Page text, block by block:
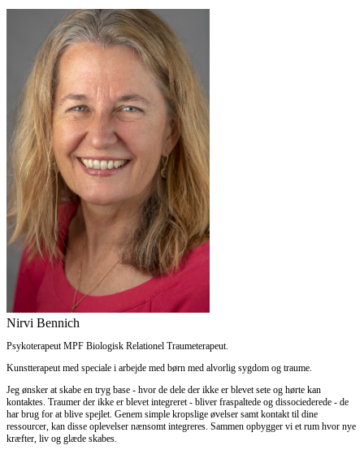
Nirvi Bennich
Psykoterapeut MPF Biologisk Relationel Traumeterapeut.
Kunstterapeut med speciale i arbejde med børn med alvorlig sygdom og traume.
Jeg ønsker at skabe en tryg base - hvor de dele der ikke er blevet sete og hørte kan
kontaktes. Traumer der ikke er blevet integreret - bliver fraspaltede og dissociederede - de
har brug for at blive spejlet. Genem simple kropslige øvelser samt kontakt til dine
ressourcer, kan disse oplevelser nænsomt integreres. Sammen opbygger vi et rum hvor nye
kræfter, liv og glæde skabes.